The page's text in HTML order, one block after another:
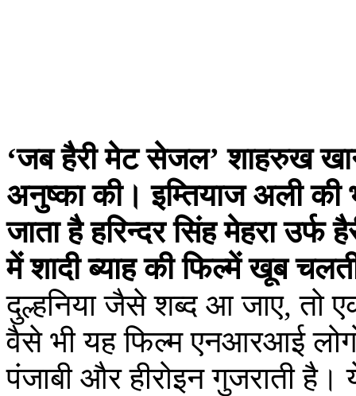
‘जब हैरी मेट सेजल’ शाहरुख
अनुष्का की। इम्तियाज अली
जाता है हरिन्दर सिंह मेहरा उर्फ
में शादी ब्याह की फिल्में खूब
दुल्हनिया जैसे शब्द आ जाए, तो
वैसे भी यह फिल्म एनआरआई
पंजाबी और हीरोइन गुजराती है।